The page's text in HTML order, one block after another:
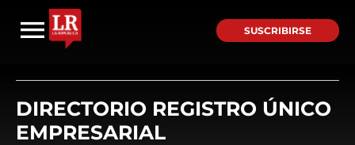
SUSCRIBIRSE
DIRECTORIO REGISTRO ÚNICO
EMPRESARIAL